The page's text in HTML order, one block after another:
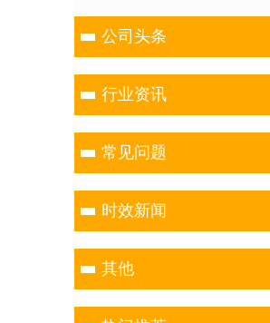
公司头条
行业资讯
常见问题
时效新闻
其他